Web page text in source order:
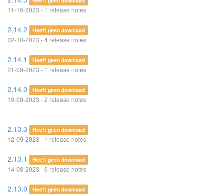
11-10-2023 - 1 release notes
2.14.2 Heeft geen download
02-10-2023 - 4 release notes
2.14.1 Heeft geen download
21-09-2023 - 1 release notes
2.14.0 Heeft geen download
19-09-2023 - 2 release notes
2.13.3 Heeft geen download
12-09-2023 - 1 release notes
2.13.1 Heeft geen download
14-08-2023 - 6 release notes
2.13.0 Heeft geen download